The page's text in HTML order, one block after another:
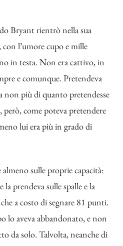
Bryant rientrò nella sua
l’umore cupo e mille
in testa. Non era cattivo, in
e comunque. Pretendeva
più di quanto pretendesse
però, come poteva pretendere
lui era più in grado di
sulle proprie capacità:
la prendeva sulle spalle e la
a costo di segnare 81 punti.
lo aveva abbandonato, e non
da solo. Talvolta, neanche di